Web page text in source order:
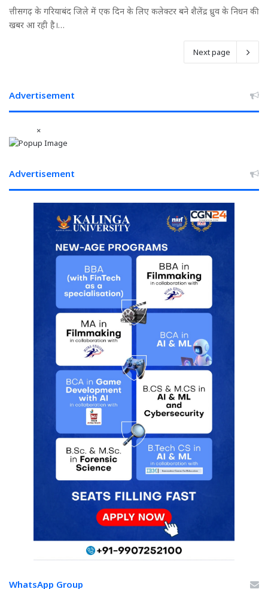
त्तीसगढ़ के गरियाबंद जिले में एक दिन के लिए कलेक्टर बने शैलेंद्र ध्रुव के निधन की
खबर आ रही है।…
Next page
Advertisement
×
Advertisement
WhatsApp Group